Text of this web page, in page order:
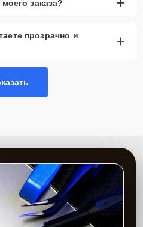
заказа?
прозрачно и
+